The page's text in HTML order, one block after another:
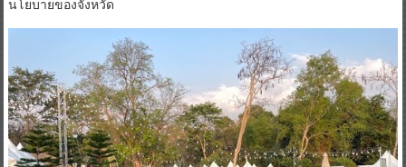
นโยบายของจังหวัด